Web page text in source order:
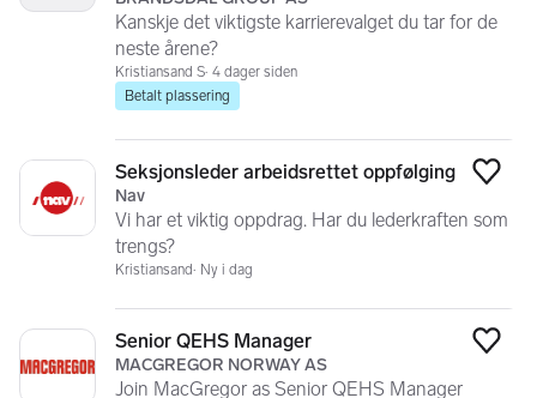
Kanskje det viktigste karrierevalget du tar for de
neste årene?
Kristiansand S 4 dager siden
Betalt plassering
Seksjonsleder arbeidsrettet oppfølging
Nav
Vi har et viktig oppdrag. Har du lederkraften som
trengs?
Kristiansand Ny i dag
Senior QEHS Manager
MACGREGOR NORWAY AS
Join MacGregor as Senior QEHS Manager